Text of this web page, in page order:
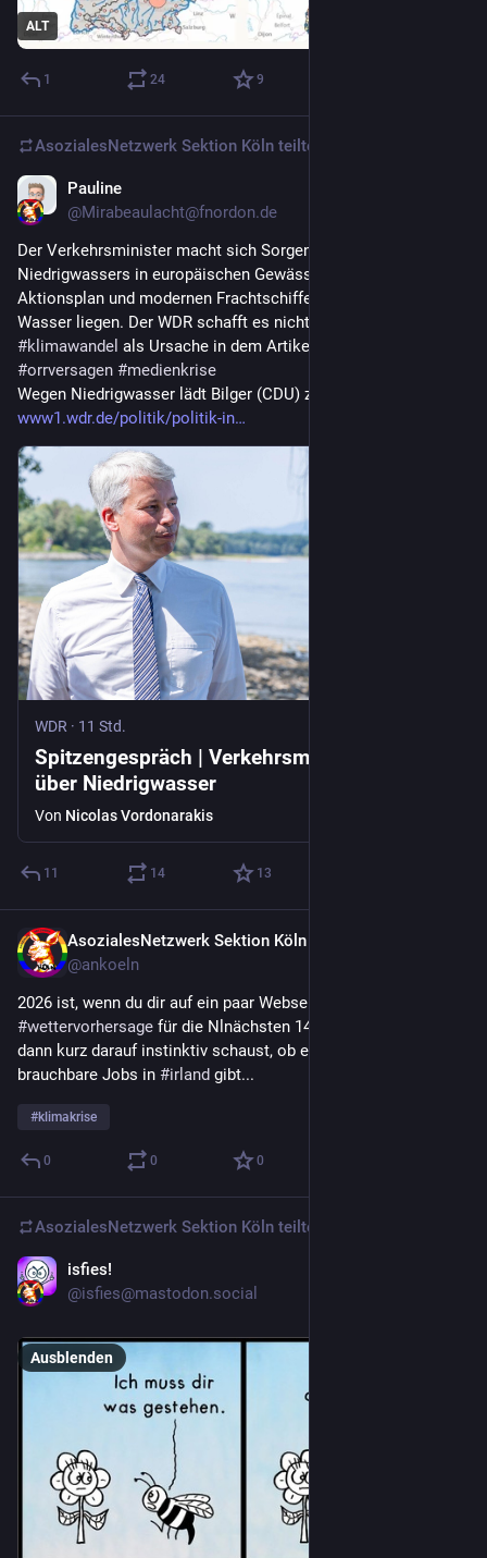
ALT
1 24 9
AsozialesNetzwerk Sektion Köln teilte
Pauline
@Mirabeaulacht@fnordon.de
Der Verkehrsminister macht sich Sorgen ob des
Niedrigwassers in europäischen Gewässern und faselt von
Aktionsplan und modernen Frachtschiffen, die niedriger im
#klimawandel
#orrversagen #medienkrise
Wegen Niedrigwasser lädt Bilger (CDU) zu Gesprächen
www1.wdr.de/politik/politik-in
WDR · 11 Std.
Spitzengespräch | Verkehrsminister besorgt
über Niedrigwasser
Von Nicolas Vordonarakis
11 14 13
AsozialesNetzwerk Sektion Köln
@ankoeln
#wettervorhersage für die Nlnächsten 14 Tage ansiehst, und
dann kurz darauf instinktiv schaust, ob es vielleicht
brauchbare Jobs in #irland gibt...
#klimakrise
0 0 0
AsozialesNetzwerk Sektion Köln teilte
isfies!
@isfies@mastodon.social
Ausblenden